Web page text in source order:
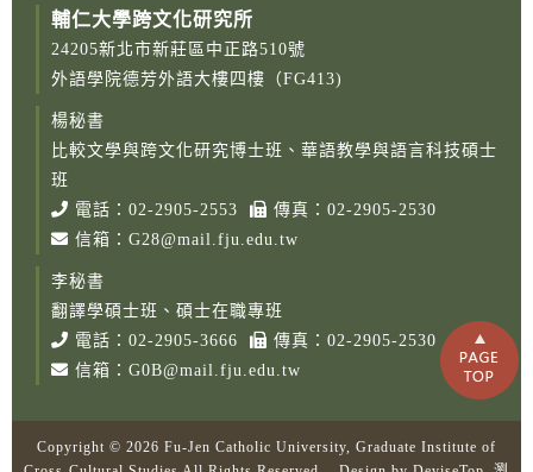
輔仁大學跨文化研究所
24205新北市新莊區中正路510號
外語學院德芳外語大樓四樓（FG413)
楊秘書
比較文學與跨文化研究博士班、華語教學與語言科技碩士
班
電話： 02-2905-2553
傳真：02-2905-2530
信箱： G28@mail.fju.edu.tw
李秘書
翻譯學碩士班、碩士在職專班
電話： 02-2905-3666
傳真：02-2905-2530
信箱： G0B@mail.fju.edu.tw
Copyright © 2026 Fu-Jen Catholic University, Graduate Institute of